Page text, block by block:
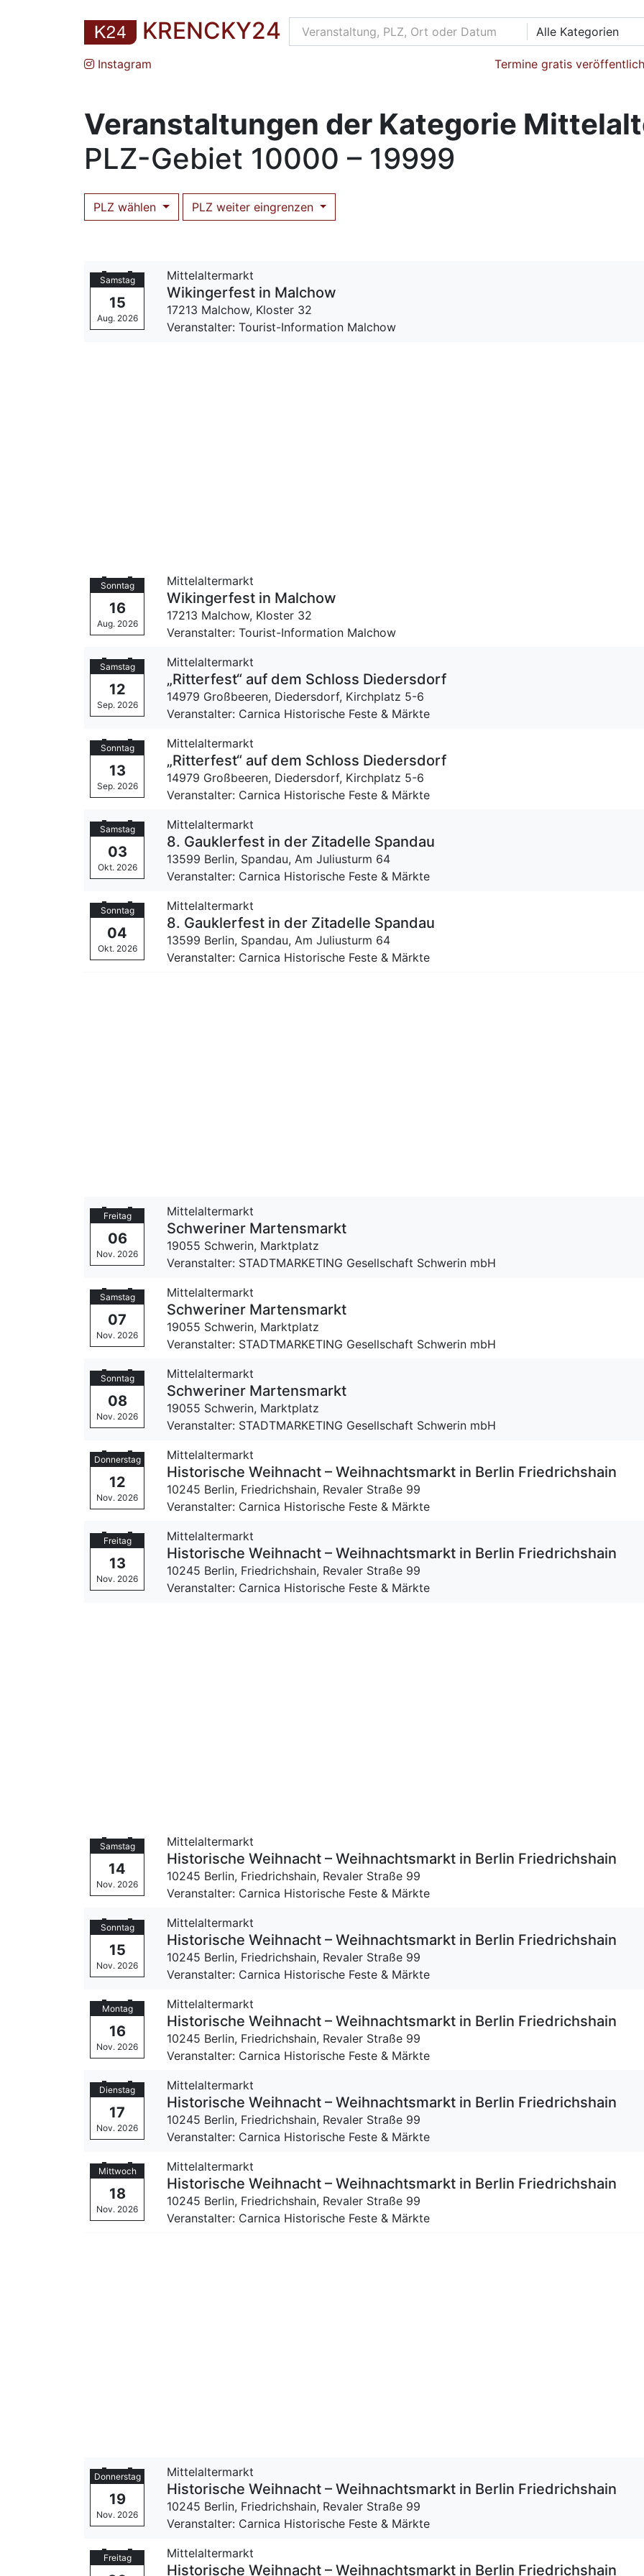
KRENCKY24 Alle Kategorien
Instagram Termine gratis
Veranstaltungen der Kategorie
PLZ-Gebiet 10000 – 19999
PLZ wählen PLZ weiter eingrenzen
Samstag
15
Aug. 2026
Mittelaltermarkt
Wikingerfest in Malchow
17213 Malchow, Kloster 32
Veranstalter: Tourist-Information Malchow
Sonntag
16
Aug. 2026
Mittelaltermarkt
Wikingerfest in Malchow
17213 Malchow, Kloster 32
Veranstalter: Tourist-Information Malchow
Samstag
12
Sep. 2026
Mittelaltermarkt
„Ritterfest“ auf dem Schloss Diedersdorf
14979 Großbeeren, Diedersdorf, Kirchplatz 5-6
Veranstalter: Carnica Historische Feste & Märkte
Sonntag
13
Sep. 2026
Mittelaltermarkt
„Ritterfest“ auf dem Schloss Diedersdorf
14979 Großbeeren, Diedersdorf, Kirchplatz 5-6
Veranstalter: Carnica Historische Feste & Märkte
Samstag
03
Okt. 2026
Mittelaltermarkt
8. Gauklerfest in der Zitadelle Spandau
13599 Berlin, Spandau,Am Juliusturm 64
Veranstalter: Carnica Historische Feste & Märkte
Sonntag
04
Okt. 2026
Mittelaltermarkt
8. Gauklerfest in der Zitadelle Spandau
13599 Berlin, Spandau,Am Juliusturm 64
Veranstalter: Carnica Historische Feste & Märkte
Freitag
06
Nov. 2026
Mittelaltermarkt
Schweriner Martensmarkt
19055 Schwerin, Marktplatz
Veranstalter: STADTMARKETING Gesellschaft Schwerin mbH
Samstag
07
Nov. 2026
Mittelaltermarkt
Schweriner Martensmarkt
19055 Schwerin, Marktplatz
Veranstalter: STADTMARKETING Gesellschaft Schwerin mbH
Sonntag
08
Nov. 2026
Mittelaltermarkt
Schweriner Martensmarkt
19055 Schwerin, Marktplatz
Veranstalter: STADTMARKETING Gesellschaft Schwerin mbH
Donnerstag
12
Nov. 2026
Mittelaltermarkt
Historische Weihnacht – Weihnachtsmarkt in Berlin Friedrichshain
10245 Berlin, Friedrichshain, Revaler Straße 99
Veranstalter: Carnica Historische Feste & Märkte
Freitag
13
Nov. 2026
Mittelaltermarkt
Historische Weihnacht – Weihnachtsmarkt in Berlin Friedrichshain
10245 Berlin, Friedrichshain, Revaler Straße 99
Veranstalter: Carnica Historische Feste & Märkte
Samstag
14
Nov. 2026
Mittelaltermarkt
Historische Weihnacht – Weihnachtsmarkt in Berlin Friedrichshain
10245 Berlin, Friedrichshain, Revaler Straße 99
Veranstalter: Carnica Historische Feste & Märkte
Sonntag
15
Nov. 2026
Mittelaltermarkt
Historische Weihnacht – Weihnachtsmarkt in Berlin Friedrichshain
10245 Berlin, Friedrichshain, Revaler Straße 99
Veranstalter: Carnica Historische Feste & Märkte
Montag
16
Nov. 2026
Mittelaltermarkt
Historische Weihnacht – Weihnachtsmarkt in Berlin Friedrichshain
10245 Berlin, Friedrichshain, Revaler Straße 99
Veranstalter: Carnica Historische Feste & Märkte
Dienstag
17
Nov. 2026
Mittelaltermarkt
Historische Weihnacht – Weihnachtsmarkt in Berlin Friedrichshain
10245 Berlin, Friedrichshain, Revaler Straße 99
Veranstalter: Carnica Historische Feste & Märkte
Mittwoch
18
Nov. 2026
Mittelaltermarkt
Historische Weihnacht – Weihnachtsmarkt in Berlin Friedrichshain
10245 Berlin, Friedrichshain, Revaler Straße 99
Veranstalter: Carnica Historische Feste & Märkte
Donnerstag
19
Nov. 2026
Mittelaltermarkt
Historische Weihnacht – Weihnachtsmarkt in Berlin Friedrichshain
10245 Berlin, Friedrichshain, Revaler Straße 99
Veranstalter: Carnica Historische Feste & Märkte
Freitag Mittelaltermarkt
Historische Weihnacht – Weihnachtsmarkt in Berlin Friedrichshain